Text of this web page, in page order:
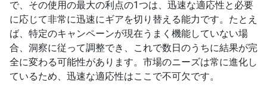
で、その使用の最大の利点の1つは、迅速な適応性と必要
に応じて非常に迅速にギアを切り替える能力です。たとえ
ば、特定のキャンペーンが現在うまく機能していない場
合、洞察に従って調整でき、これで数日のうちに結果が完
全に変わる可能性があります。市場のニーズは常に進化し
ているため、迅速な適応性はここで不可欠です。